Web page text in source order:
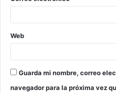
Web
Guarda mi nombre, correo
navegador para la próxima vez